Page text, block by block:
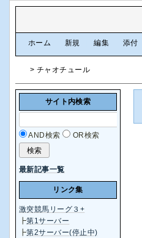
ホーム 新規 編集 添付
> チャオチュール
サイト内検索
AND検索 OR検索
最新記事一覧
リンク集
激突競馬リーグ３+
┣第1サーバー
┣第2サーバー(停止中)